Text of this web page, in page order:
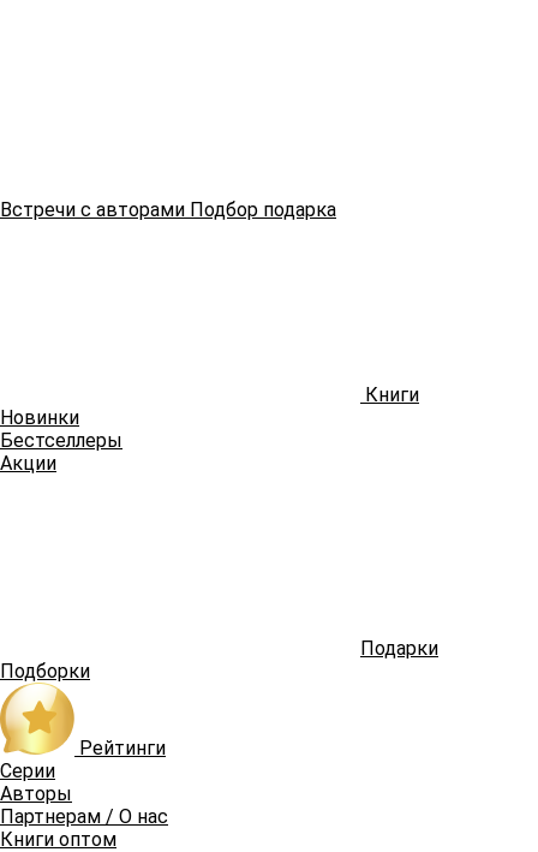
Встречи с авторами Подбор подарка
Книги
Новинки
Бестселлеры
Акции
Подарки
Подборки
Рейтинги
Серии
Авторы
Партнерам / О нас
Книги оптом